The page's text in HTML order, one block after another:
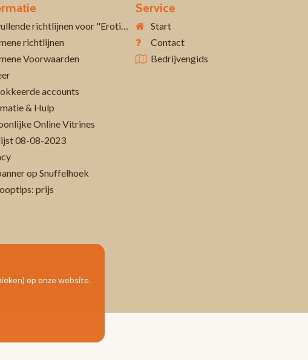
Aanvullende richtlijnen voor "Erotiek 18+"
richtlijnen
Voorwaarden
accounts
& Hulp
Online Vitrines
08-08-2023
op Snuffelhoek
prijs
Service
Start
Contact
Bedrijvengids
op onze website.